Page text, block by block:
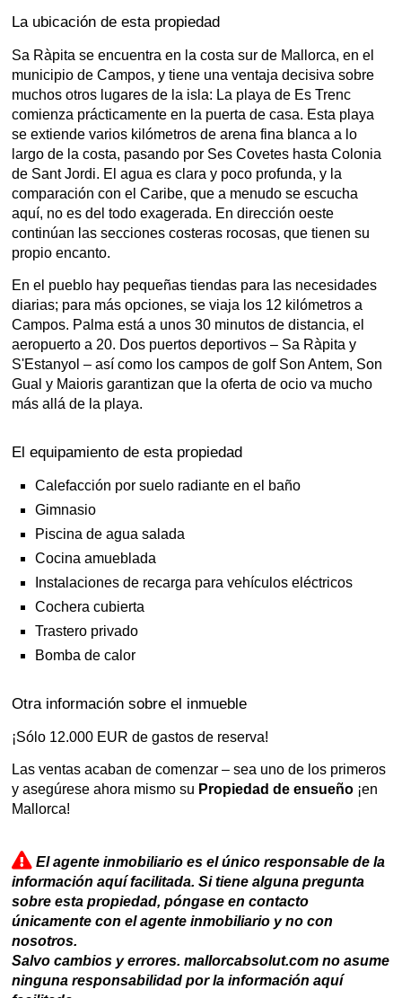
La ubicación de esta propiedad
Sa Ràpita se encuentra en la costa sur de Mallorca, en el
municipio de Campos, y tiene una ventaja decisiva sobre
muchos otros lugares de la isla: La playa de Es Trenc
comienza prácticamente en la puerta de casa. Esta playa
se extiende varios kilómetros de arena fina blanca a lo
largo de la costa, pasando por Ses Covetes hasta Colonia
de Sant Jordi. El agua es clara y poco profunda, y la
comparación con el Caribe, que a menudo se escucha
aquí, no es del todo exagerada. En dirección oeste
continúan las secciones costeras rocosas, que tienen su
propio encanto.
En el pueblo hay pequeñas tiendas para las necesidades
diarias; para más opciones, se viaja los 12 kilómetros a
Campos. Palma está a unos 30 minutos de distancia, el
aeropuerto a 20. Dos puertos deportivos – Sa Ràpita y
S'Estanyol – así como los campos de golf Son Antem, Son
Gual y Maioris garantizan que la oferta de ocio va mucho
más allá de la playa.
El equipamiento de esta propiedad
Calefacción por suelo radiante en el baño
Gimnasio
Piscina de agua salada
Cocina amueblada
Instalaciones de recarga para vehículos eléctricos
Cochera cubierta
Trastero privado
Bomba de calor
Otra información sobre el inmueble
¡Sólo 12.000 EUR de gastos de reserva!
Las ventas acaban de comenzar – sea uno de los primeros
y asegúrese ahora mismo su Propiedad de ensueño ¡en
Mallorca!
El agente inmobiliario es el único responsable de la
información aquí facilitada. Si tiene alguna pregunta
sobre esta propiedad, póngase en contacto
únicamente con el agente inmobiliario y no con
nosotros.
Salvo cambios y errores. mallorcabsolut.com no asume
ninguna responsabilidad por la información aquí